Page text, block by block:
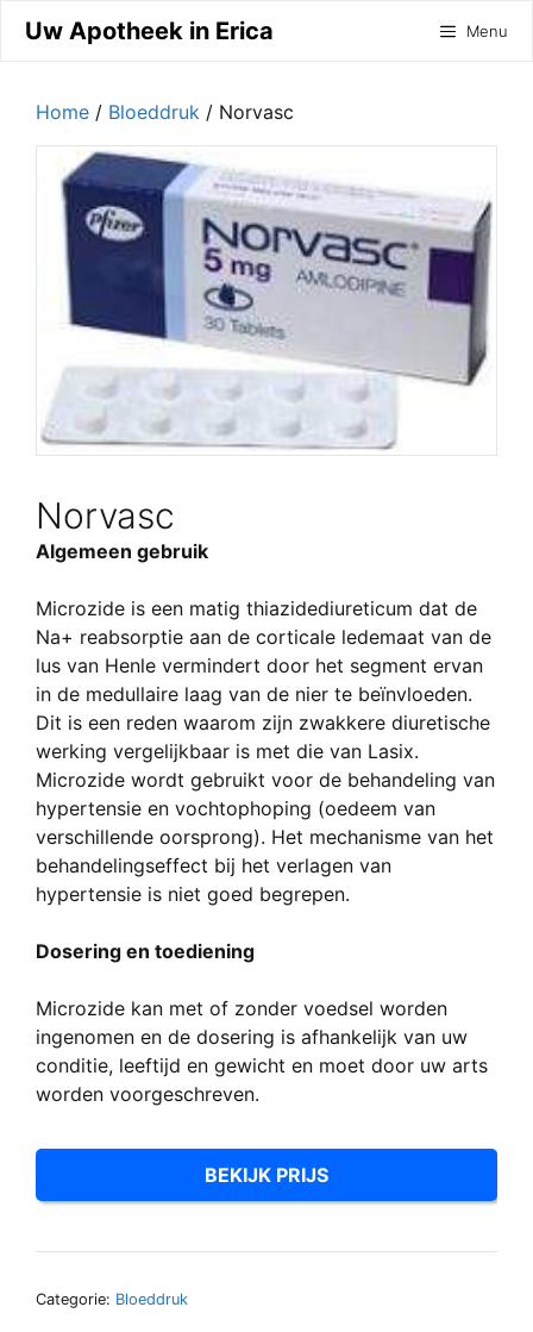
naar
inhoud
Uw Apotheek in Erica Menu
Home / Bloeddruk / Norvasc
Norvasc
Algemeen gebruik
Microzide is een matig thiazidediureticum dat de
Na+ reabsorptie aan de corticale ledemaat van de
lus van Henle vermindert door het segment ervan
in de medullaire laag van de nier te beïnvloeden.
Dit is een reden waarom zijn zwakkere diuretische
werking vergelijkbaar is met die van Lasix.
Microzide wordt gebruikt voor de behandeling van
hypertensie en vochtophoping (oedeem van
verschillende oorsprong). Het mechanisme van het
behandelingseffect bij het verlagen van
hypertensie is niet goed begrepen.
Dosering en toediening
Microzide kan met of zonder voedsel worden
ingenomen en de dosering is afhankelijk van uw
conditie, leeftijd en gewicht en moet door uw arts
worden voorgeschreven.
BEKIJK PRIJS
Categorie: Bloeddruk